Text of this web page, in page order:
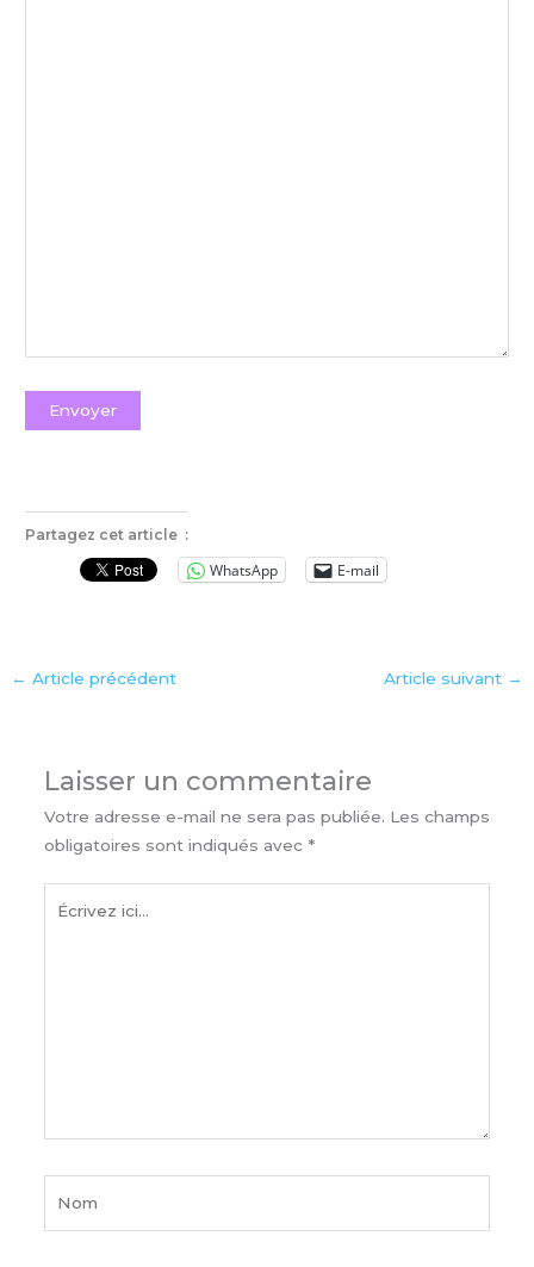
Envoyer
Partagez cet article :
WhatsApp E-mail
← Article précédent Article suivant →
Laisser un commentaire
Votre adresse e-mail ne sera pas publiée. Les champs
obligatoires sont indiqués avec *